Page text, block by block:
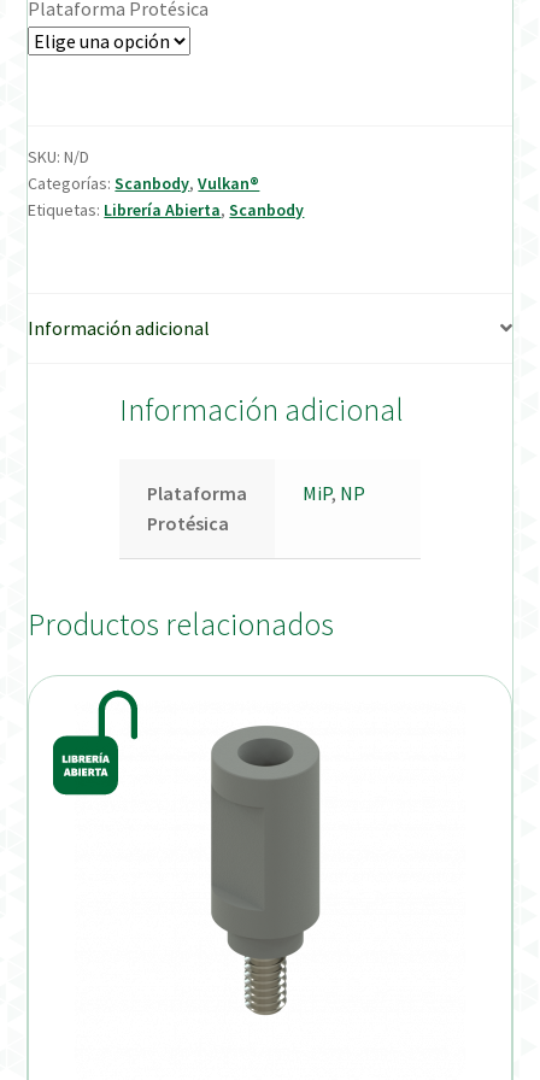
Verification Required
Plataforma Protésica
SKU:N/D
Categorías:Scanbody,Vulkan®
Etiquetas: Librería Abierta,Scanbody
Información adicional
Información adicional
Plataforma
Protésica
MiP, NP
Productos relacionados